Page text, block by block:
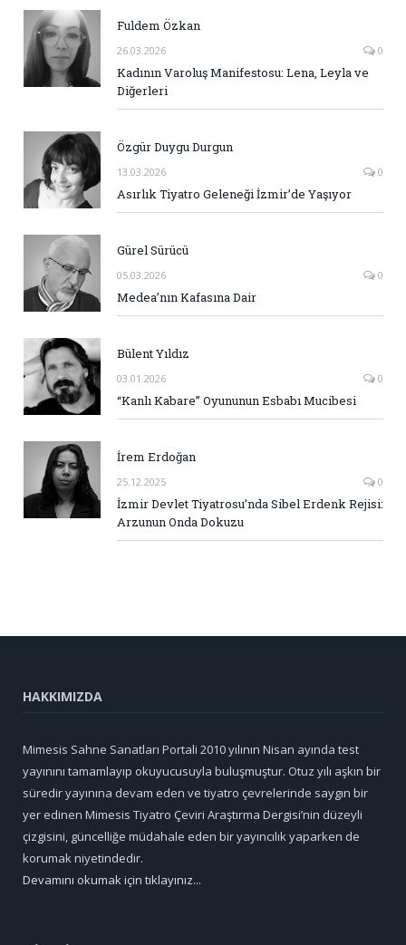
Fuldem Özkan
26.03.2026 0
Kadının Varoluş Manifestosu: Lena, Leyla ve
Diğerleri
Özgür Duygu Durgun
13.03.2026 0
Asırlık Tiyatro Geleneği İzmir’de Yaşıyor
Gürel Sürücü
05.03.2026 0
Medea’nın Kafasına Dair
Bülent Yıldız
03.01.2026 0
“Kanlı Kabare” Oyununun Esbabı Mucibesi
İrem Erdoğan
25.12.2025 0
İzmir Devlet Tiyatrosu’nda Sibel Erdenk Rejisi:
Arzunun Onda Dokuzu
HAKKIMIZDA
Mimesis Sahne Sanatları Portali 2010 yılının Nisan ayında test
yayınını tamamlayıp okuyucusuyla buluşmuştur. Otuz yılı aşkın bir
süredir yayınına devam eden ve tiyatro çevrelerinde saygın bir
yer edinen Mimesis Tiyatro Çeviri Araştırma Dergisi’nin düzeyli
çizgisini, güncelliğe müdahale eden bir yayıncılık yaparken de
korumak niyetindedir.
Devamını okumak için tıklayınız...